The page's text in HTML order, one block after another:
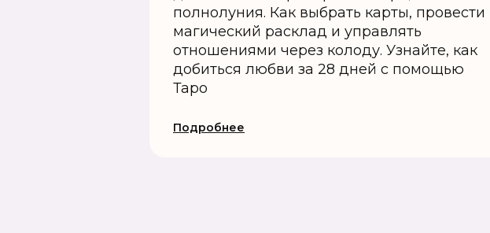
полнолуния. Как выбрать карты, провести
магический расклад и управлять
отношениями через колоду. Узнайте, как
добиться любви за 28 дней с помощью
Таро
Подробнее